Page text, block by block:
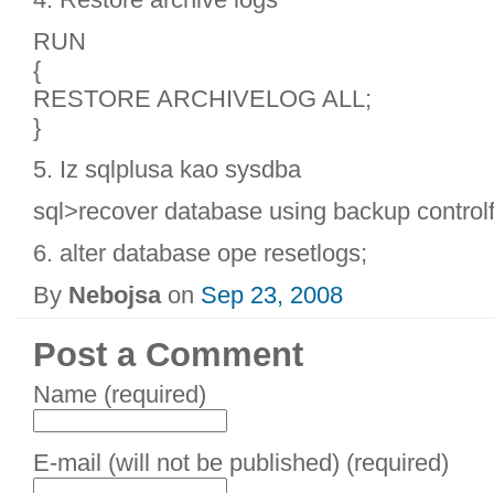
RUN
{
RESTORE ARCHIVELOG ALL;
}
5. Iz sqlplusa kao sysdba
sql>recover database using backup
6. alter database ope resetlogs;
By Nebojsaon Sep 23, 2008
Post a Comment
Name (required)
E-mail (will not be published) (required)